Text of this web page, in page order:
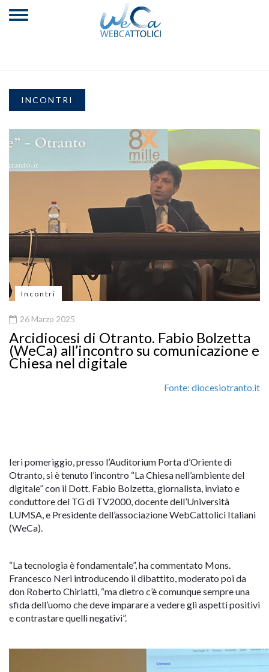
INCONTRI
Incontri
26 Marzo 2025
Arcidiocesi di Otranto. Fabio Bolzetta
(WeCa) all’incontro su comunicazione e
Chiesa nel digitale
Fonte: diocesiotranto.it
Ieri pomeriggio, presso l’Auditorium Porta d’Oriente di
Otranto, si è tenuto l’incontro “La Chiesa nell’ambiente del
digitale” con il Dott. Fabio Bolzetta, giornalista, inviato e
conduttore del TG di TV2000, docente dell’Università
LUMSA, e Presidente dell’associazione WebCattolici Italiani
(WeCa).
“La tecnologia è fondamentale”, ha commentato Mons.
Francesco Neri introducendo il dibattito, moderato poi da
don Roberto Chiriatti, “ma dietro c’è comunque sempre una
sfida dell’uomo che deve imparare a vedere gli aspetti positivi
e contrastare quelli negativi”.